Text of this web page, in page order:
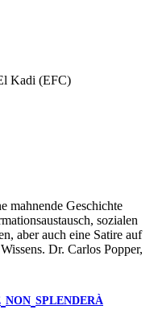
Kadi (EFC)
mahnende Geschichte
sozialen
aber auch eine Satire auf
Dr. Carlos Popper,
NON SPLENDERÀ